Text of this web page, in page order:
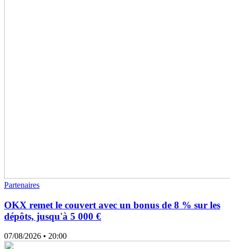
Partenaires
OKX remet le couvert avec un bonus de 8 % sur les
dépôts, jusqu'à 5 000 €
07/08/2026 • 20:00